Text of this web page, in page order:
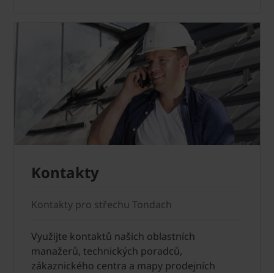
Kontakty
Kontakty pro střechu Tondach
Využijte kontaktů našich oblastních
manažerů, technických poradců,
zákaznického centra a mapy prodejních